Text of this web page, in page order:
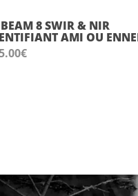
8 SWIR & NIR
AMI OU
€